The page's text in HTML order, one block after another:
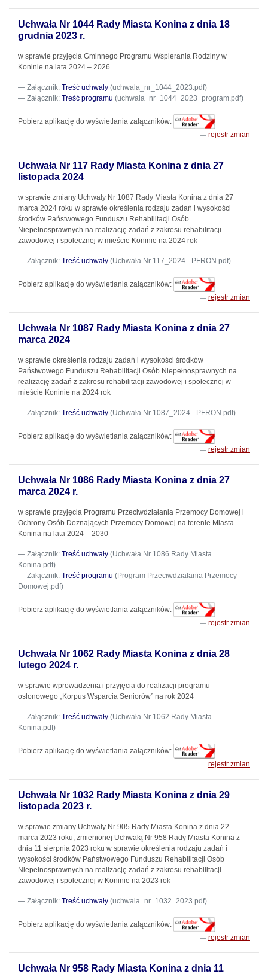
Uchwała Nr 1044 Rady Miasta Konina z dnia 18
grudnia 2023 r.
w sprawie przyjęcia Gminnego Programu Wspierania Rodziny w
Koninie na lata 2024 – 2026
Załącznik: Treść uchwały (uchwala_nr_1044_2023.pdf)
Załącznik: Treść programu (uchwala_nr_1044_2023_program.pdf)
Pobierz aplikację do wyświetlania załączników:
rejestr zmian
Uchwała Nr 117 Rady Miasta Konina z dnia 27
listopada 2024
w sprawie zmiany Uchwały Nr 1087 Rady Miasta Konina z dnia 27
marca 2024 roku w sprawie określenia rodzaju zadań i wysokości
środków Państwowego Funduszu Rehabilitacji Osób
Niepełnosprawnych na realizację zadań z zakresu rehabilitacji
zawodowej i społecznej w mieście Koninie na 2024 rok
Załącznik: Treść uchwały (Uchwała Nr 117_2024 - PFRON.pdf)
Pobierz aplikację do wyświetlania załączników:
rejestr zmian
Uchwała Nr 1087 Rady Miasta Konina z dnia 27
marca 2024
w sprawie określenia rodzaju zadań i wysokości środków
Państwowego Funduszu Rehabilitacji Osób Niepełnosprawnych na
realizację zadań z zakresu rehabilitacji zawodowej i społecznej w
mieście Koninie na 2024 rok
Załącznik: Treść uchwały (Uchwała Nr 1087_2024 - PFRON.pdf)
Pobierz aplikację do wyświetlania załączników:
rejestr zmian
Uchwała Nr 1086 Rady Miasta Konina z dnia 27
marca 2024 r.
w sprawie przyjęcia Programu Przeciwdziałania Przemocy Domowej i
Ochrony Osób Doznających Przemocy Domowej na terenie Miasta
Konina na lata 2024 – 2030
Załącznik: Treść uchwały (Uchwała Nr 1086 Rady Miasta
Konina.pdf)
Załącznik: Treść programu (Program Przeciwdziałania Przemocy
Domowej.pdf)
Pobierz aplikację do wyświetlania załączników:
rejestr zmian
Uchwała Nr 1062 Rady Miasta Konina z dnia 28
lutego 2024 r.
w sprawie wprowadzenia i przyjęcia do realizacji programu
osłonowego „Korpus Wsparcia Seniorów” na rok 2024
Załącznik: Treść uchwały (Uchwała Nr 1062 Rady Miasta
Konina.pdf)
Pobierz aplikację do wyświetlania załączników:
rejestr zmian
Uchwała Nr 1032 Rady Miasta Konina z dnia 29
listopada 2023 r.
w sprawie zmiany Uchwały Nr 905 Rady Miasta Konina z dnia 22
marca 2023 roku, zmienionej Uchwałą Nr 958 Rady Miasta Konina z
dnia 11 sierpnia 2023 roku w sprawie określenia rodzaju zadań i
wysokości środków Państwowego Funduszu Rehabilitacji Osób
Niepełnosprawnych na realizację zadań z zakresu rehabilitacji
zawodowej i społecznej w Koninie na 2023 rok
Załącznik: Treść uchwały (uchwala_nr_1032_2023.pdf)
Pobierz aplikację do wyświetlania załączników:
rejestr zmian
Uchwała Nr 958 Rady Miasta Konina z dnia 11